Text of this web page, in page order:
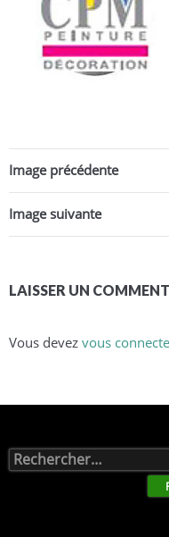
Image précédente
Image suivante
LAISSER UN
Vous devez vous
Rechercher :